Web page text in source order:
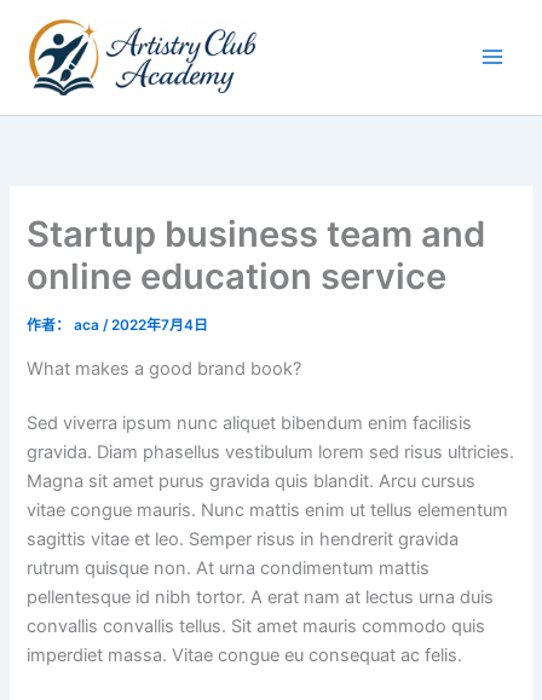
Startup business team and
online education service
作者： aca/2022年7月4日
What makes a good brand book?
Sed viverra ipsum nunc aliquet bibendum enim facilisis
gravida. Diam phasellus vestibulum lorem sed risus ultricies.
Magna sit amet purus gravida quis blandit. Arcu cursus
vitae congue mauris. Nunc mattis enim ut tellus elementum
sagittis vitae et leo. Semper risus in hendrerit gravida
rutrum quisque non. At urna condimentum mattis
pellentesque id nibh tortor. A erat nam at lectus urna duis
convallis convallis tellus. Sit amet mauris commodo quis
imperdiet massa. Vitae congue eu consequat ac felis.